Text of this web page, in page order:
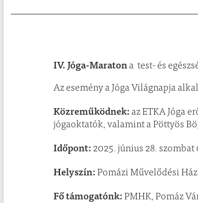
IV. Jóga-Maraton a test- és
Az esemény a Jóga Világnapja
Közreműködnek:az ETKA Jóga
jógaoktatók, valamint a Pöttyös
Időpont: 2025. június 28. szombat
Helyszín:Pomázi Művelődési Ház
Fő támogatónk: PMHK, Pomáz